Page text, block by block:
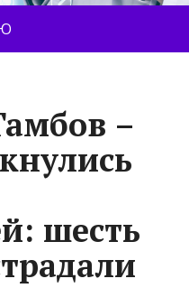
–
шесть